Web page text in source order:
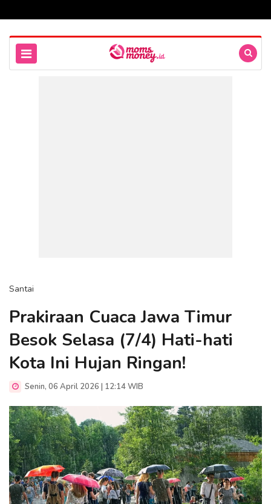
Santai
Prakiraan Cuaca Jawa Timur
Besok Selasa (7/4) Hati-hati
Kota Ini Hujan Ringan!
Senin, 06 April 2026 | 12:14 WIB